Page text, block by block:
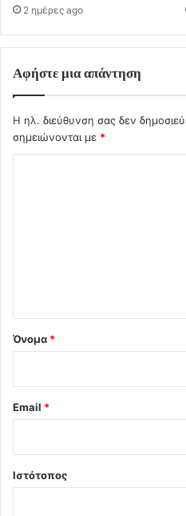
2 ημέρες ago
Αφήστε μια απάντηση
Η ηλ. διεύθυνση σας δεν
σημειώνονται με *
Όνομα *
Email *
Ιστότοπος